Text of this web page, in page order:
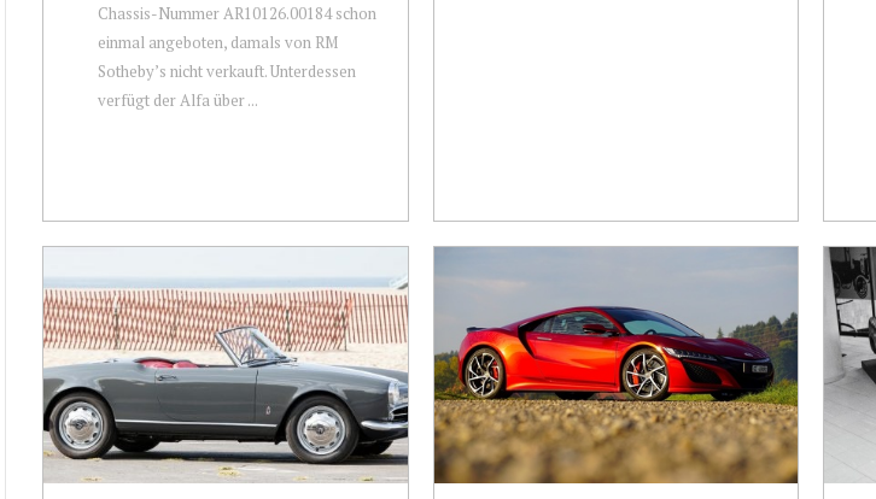
Chassis-Nummer AR10126.00184 schon
einmal angeboten, damals von RM
Sotheby’s nicht verkauft. Unterdessen
verfügt der Alfa über ...